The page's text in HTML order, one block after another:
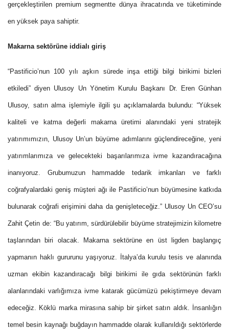
gerçekleştirilen premium segmentte dünya ihracatında ve tüketiminde
en yüksek paya sahiptir.
Makarna sektörüne iddialı giriş
“Pastificio’nun 100 yılı aşkın sürede inşa ettiği bilgi birikimi bizleri
etkiledi” diyen Ulusoy Un Yönetim Kurulu Başkanı Dr. Eren Günhan
Ulusoy, satın alma işlemiyle ilgili şu açıklamalarda bulundu: “Yüksek
kaliteli ve katma değerli makarna üretimi alanındaki yeni stratejik
yatırımımızın, Ulusoy Un’un büyüme adımlarını güçlendireceğine, yeni
yatırımlarımıza ve gelecekteki başarılarımıza ivme kazandıracağına
inanıyoruz. Grubumuzun hammadde tedarik imkanları ve farklı
coğrafyalardaki geniş müşteri ağı ile Pastificio’nun büyümesine katkıda
bulunarak coğrafi erişimini daha da genişleteceğiz.” Ulusoy Un CEO’su
Zahit Çetin de: “Bu yatırım, sürdürülebilir büyüme stratejimizin kilometre
taşlarından biri olacak. Makarna sektörüne en üst ligden başlangıç
yapmanın haklı gururunu yaşıyoruz. İtalya’da kurulu tesis ve alanında
uzman ekibin kazandıracağı bilgi birikimi ile gıda sektörünün farklı
alanlarındaki varlığımıza ivme katarak gücümüzü pekiştirmeye devam
edeceğiz. Köklü marka mirasına sahip bir şirket satın aldık. İnsanlığın
temel besin kaynağı buğdayın hammadde olarak kullanıldığı sektörlerde